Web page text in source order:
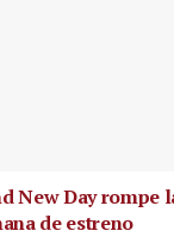
New Day rompe
de estreno